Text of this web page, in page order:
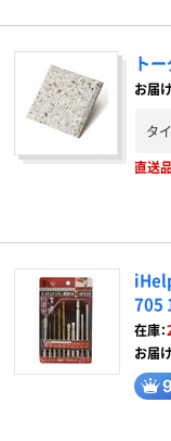
ト
お届
タ
直送
705
在庫：
お届